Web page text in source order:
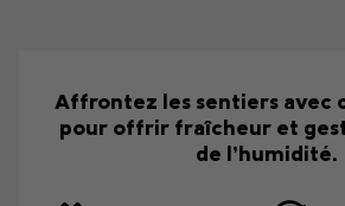
Affrontez les sentiers avec
pour offrir fraîcheur et
de l’humidité.